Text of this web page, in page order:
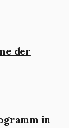
der
in